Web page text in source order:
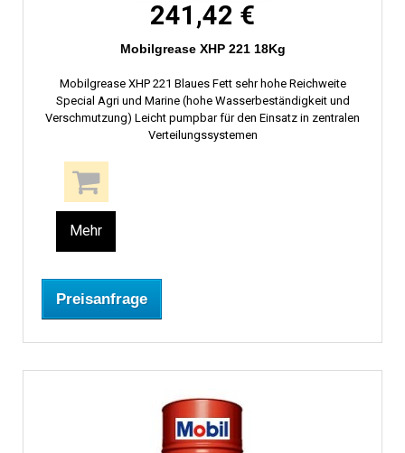
241,42 €
Mobilgrease XHP 221 18Kg
Mobilgrease XHP 221 Blaues Fett sehr hohe Reichweite
Special Agri und Marine (hohe Wasserbeständigkeit und
Verschmutzung) Leicht pumpbar für den Einsatz in zentralen
Verteilungssystemen
Mehr
Preisanfrage